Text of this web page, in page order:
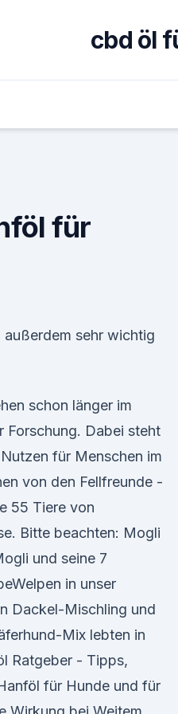
cbd öl
für
sehr wichtig
schon länger im
Forschung. Dabei steht
für Menschen im
von den Fellfreunde -
55 Tiere von
Bitte beachten: Mogli
und seine 7
in unser
Dackel-Mischling und
Mix lebten in
Ratgeber - Tipps,
für Hunde und für